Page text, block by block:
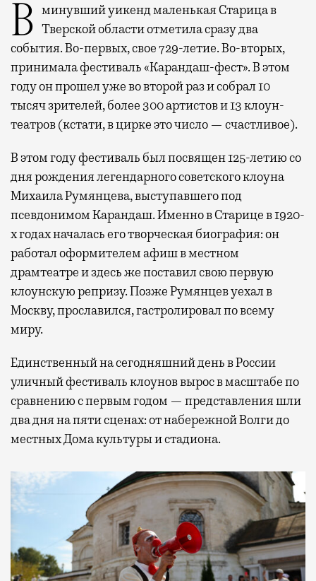
В минувший уикенд маленькая Старица в Тверской области отметила сразу два
события. Во-первых, свое 729-летие. Во-вторых,
принимала фестиваль «Карандаш-фест». В этом
году он прошел уже во второй раз и собрал 10
тысяч зрителей, более 300 артистов и 13 клоун-
театров (кстати, в цирке это число — счастливое).
В этом году фестиваль был посвящен 125-летию со
дня рождения легендарного советского клоуна
Михаила Румянцева, выступавшего под
псевдонимом Карандаш. Именно в Старице в 1920-
х годах началась его творческая биография: он
работал оформителем афиш в местном
драмтеатре и здесь же поставил свою первую
клоунскую репризу. Позже Румянцев уехал в
Москву, прославился, гастролировал по всему
миру.
Единственный на сегодняшний день в России
уличный фестиваль клоунов вырос в масштабе по
сравнению с первым годом — представления шли
два дня на пяти сценах: от набережной Волги до
местных Дома культуры и стадиона.